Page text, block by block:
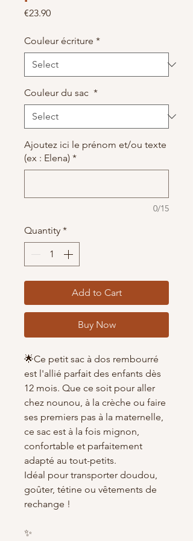
€23.90Price
Couleur écriture *
Couleur du sac *
Ajoutez ici le prénom et/ou texte
(ex : Elena) *
0/15
Quantity *
Add to Cart
Buy Now
🌟Ce petit sac à dos rembourré
est l'allié parfait des enfants dès
12 mois. Que ce soit pour aller
chez nounou, à la crèche ou faire
ses premiers pas à la maternelle,
ce sac est à la fois mignon,
confortable et parfaitement
adapté au tout-petits.
Idéal pour transporter doudou,
goûter, tétine ou vêtements de
rechange !
✨